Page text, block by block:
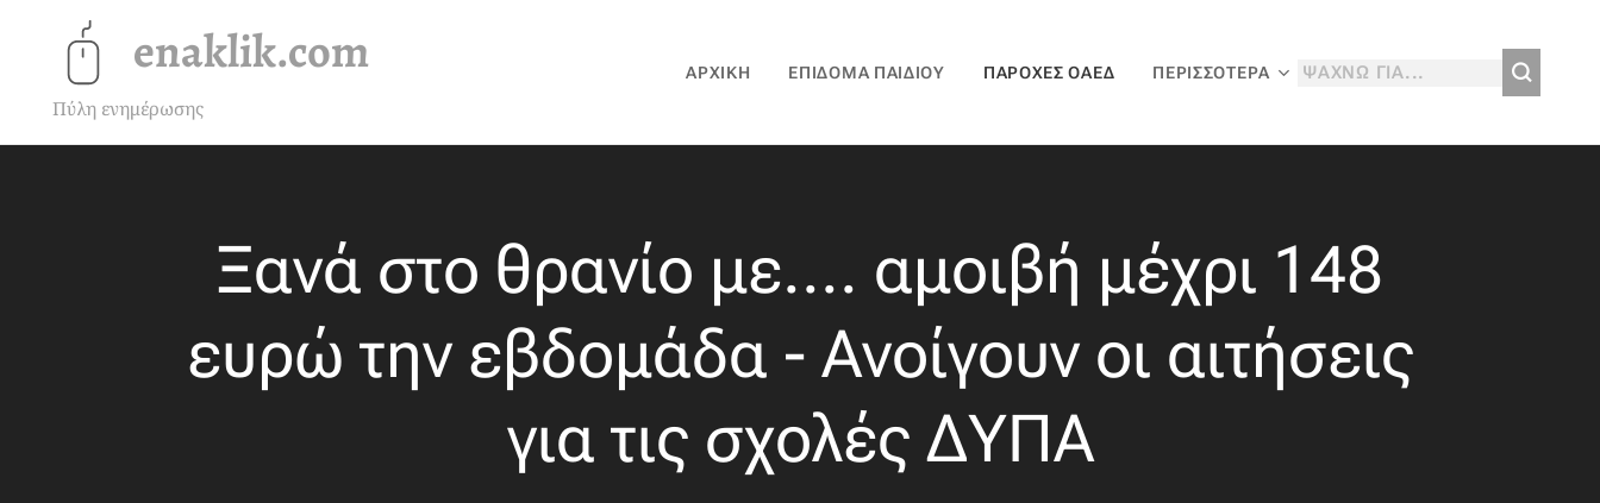
enaklik.com
Πύλη ενημέρωσης
ΑΡΧΙΚΉ ΕΠΊΔΟΜΑ ΠΑΙΔΙΟΎ ΠΑΡΟΧΈΣ ΟΑΕΔ ΠΕΡΙΣΣΌΤΕΡΑ
Ξανά στο θρανίο με.... αμοιβή μέχρι 148
ευρώ την εβδομάδα - Ανοίγουν οι αιτήσεις
για τις σχολές ΔΥΠΑ